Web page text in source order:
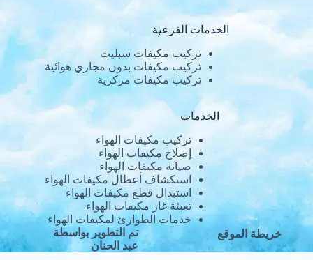
الخدمات الفرعية
تركيب مكيفات سبليت
تركيب مكيفات بدون مجاري هوائية
تركيب مكيفات مركزية
الخدمات
تركيب مكيفات الهواء
إصلاح مكيفات الهواء
صيانة مكيفات الهواء
استكشاف أعطال مكيفات الهواء
استبدال قطع مكيفات الهواء
تعبئة غاز مكيفات الهواء
خدمات الطوارئ لمكيفات الهواء
خريطة الموقع
تم التطوير بواسطة
عبد الحنان